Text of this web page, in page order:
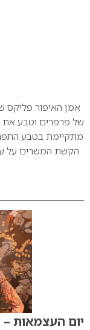
אמן האיפור פליקס
של פרפרים וטבע את
מתקיימת בטבע
הקשת המשרים על על